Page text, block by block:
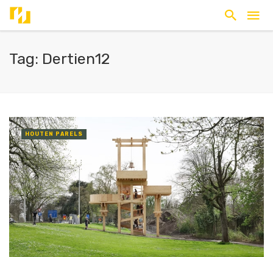
Tag: Dertien12
HOUTEN PARELS